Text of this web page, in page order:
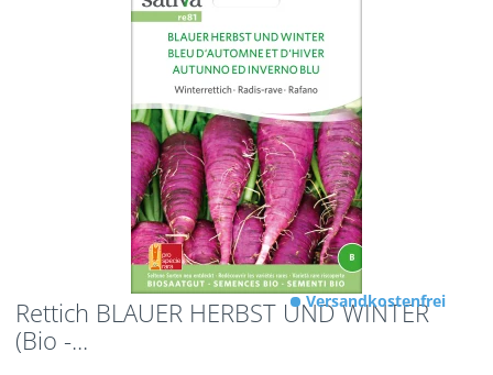
Rettich BLAUER HERBST UND WINTER
(Bio -...
Versandkostenfrei